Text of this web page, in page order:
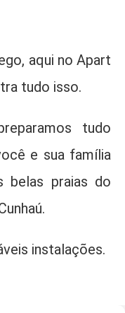
aqui no Apart
tudo isso.
tudo
e sua família
belas praias do
instalações.